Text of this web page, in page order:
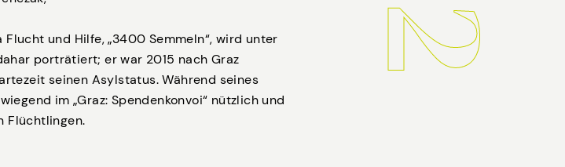
und Hilfe, „3400 Semmeln“, wird unter
porträtiert; er war 2015 nach Graz
seinen Asylstatus. Während seines
im „Graz: Spendenkonvoi“ nützlich und
Flüchtlingen.